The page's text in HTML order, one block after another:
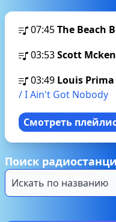
07:45The Beach
03:53Scott
03:49 Louis
/ I Ain't Got Nobody
Смотреть
Поиск